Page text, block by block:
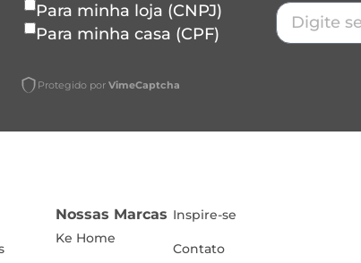
Para minha loja (CNPJ)
Para minha casa (CPF)
Protegido por VimeCaptcha
Nossas Marcas
Ke Home
Inspire-se
Contato